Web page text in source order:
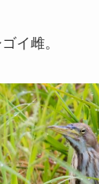
イ雌。